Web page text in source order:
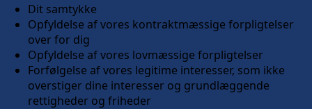
Dit samtykke
Opfyldelse af vores kontraktmæssige forpligtelser
over for dig
Opfyldelse af vores lovmæssige forpligtelser
Forfølgelse af vores legitime interesser, som ikke
overstiger dine interesser og grundlæggende
rettigheder og friheder